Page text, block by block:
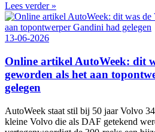
Lees verder »
13-06-2026
Online artikel AutoWeek: dit
geworden als het aan
gelegen
AutoWeek staat stil bij 50 jaar Volvo
kleine Volvo die als DAF getekend